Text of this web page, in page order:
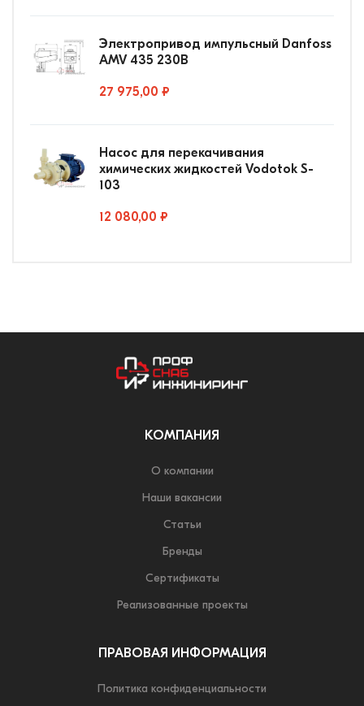
Электропривод импульсный Danfoss
AMV 435 230В
27 975,00 ₽
Насос для перекачивания
химических жидкостей Vodotok S-
103
12 080,00 ₽
КОМПАНИЯ
О компании
Наши вакансии
Статьи
Бренды
Сертификаты
Реализованные проекты
ПРАВОВАЯ ИНФОРМАЦИЯ
Политика конфиденциальности